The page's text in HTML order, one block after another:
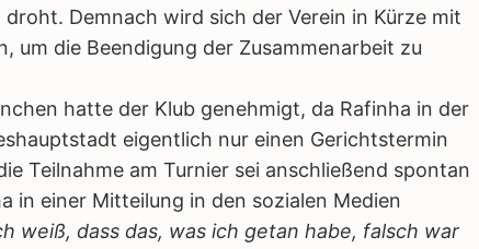
Demnach wird sich der Verein in Kürze mit
um die Beendigung der Zusammenarbeit zu
hatte der Klub genehmigt, da Rafinha in der
eigentlich nur einen Gerichtstermin
Teilnahme am Turnier sei anschließend spontan
in einer Mitteilung in den sozialen Medien
weiß, dass das, was ich getan habe, falsch war